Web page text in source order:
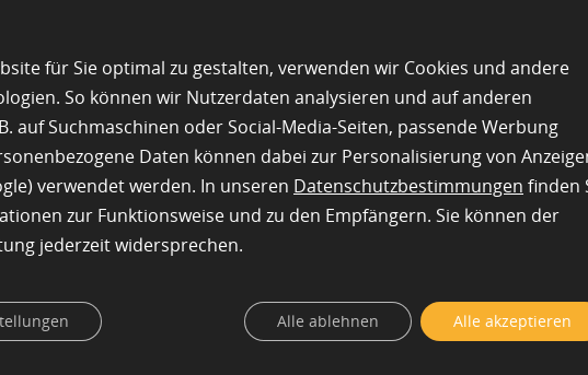
entscheidend?
Rolle der Forschungsfrage im
Die Forschungsfrage nimmt eine zentrale Position im gesamten
ein. Sie dient als Leitfaden und legt den Kurs für die gesamte
ihre präzise Formulierung ermöglicht sie es Forschern, den Fokus zu
sie klare Grenzen für den Umfang der Studie setzt. Die
der Auslöser für die Datenerhebung, sondern beeinflusst auch die
für Sie optimal zu gestalten, verwenden wir Cookies und andere
So können wir Nutzerdaten analysieren und auf anderen
auf Suchmaschinen oder Social-Media-Seiten, passende Werbung
Daten können dabei zur Personalisierung von
verwendet werden. In unseren Datenschutzbestimmungen finden
zur Funktionsweise und zu den Empfängern. Sie können der
jederzeit widersprechen.
Alle akzeptieren
Alle ablehnen